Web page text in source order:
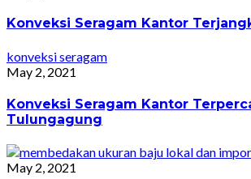
Konveksi Seragam Kantor
konveksi seragam
May 2, 2021
Konveksi Seragam Kantor
Tulungagung
May 2, 2021